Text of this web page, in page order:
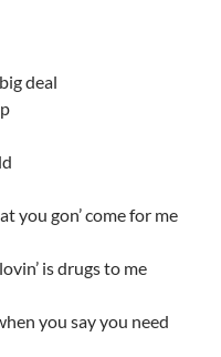
deal
you gon’ come for me
is drugs to me
you say you need